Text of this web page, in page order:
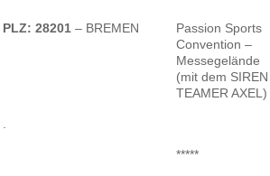
PLZ: 28201 – BREMEN
Passion Sports
Convention –
Messegelände
(mit dem SIREN
TEAMER AXEL)
*****